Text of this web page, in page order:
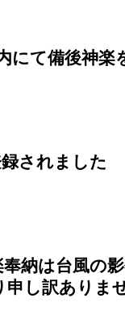
にて備後神楽
されました
納は台風の
し訳ありま